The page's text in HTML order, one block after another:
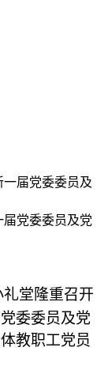
党委委员及党
礼堂隆重召开
委委员及党
教职工党员